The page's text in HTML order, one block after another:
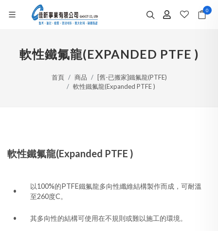
0
軟性鐵氟龍(EXPANDED PTFE )
首頁 商品
[舊-已搬家]鐵氟龍(PTFE)
軟性鐵氟龍(Expanded PTFE )
軟性鐵氟龍(Expanded PTFE )
•
以100%的PTFE鐵氟龍多向性纖維結構製作而成，可耐溫
至260度C。
• 其多向性的結構可使用在不規則或難以施工的環境。